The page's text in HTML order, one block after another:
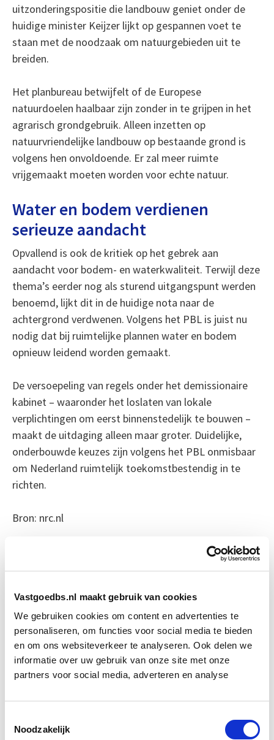
Vastgoedbs.nl maakt gebruik van cookies
We gebruiken cookies om content en advertenties te
personaliseren, om functies voor social media te bieden
en om ons websiteverkeer te analyseren. Ook delen we
informatie over uw gebruik van onze site met onze
partners voor social media, adverteren en analyse
Noodzakelijk
uitzonderingspositie die landbouw geniet onder de
huidige minister Keijzer lijkt op gespannen voet te
staan met de noodzaak om natuurgebieden uit te
breiden.
Het planbureau betwijfelt of de Europese
natuurdoelen haalbaar zijn zonder in te grijpen in het
agrarisch grondgebruik. Alleen inzetten op
natuurvriendelijke landbouw op bestaande grond is
volgens hen onvoldoende. Er zal meer ruimte
vrijgemaakt moeten worden voor echte natuur.
Water en bodem verdienen
serieuze aandacht
Opvallend is ook de kritiek op het gebrek aan
aandacht voor bodem- en waterkwaliteit. Terwijl deze
thema’s eerder nog als sturend uitgangspunt werden
benoemd, lijkt dit in de huidige nota naar de
achtergrond verdwenen. Volgens het PBL is juist nu
nodig dat bij ruimtelijke plannen water en bodem
opnieuw leidend worden gemaakt.
De versoepeling van regels onder het demissionaire
kabinet – waaronder het loslaten van lokale
verplichtingen om eerst binnenstedelijk te bouwen –
maakt de uitdaging alleen maar groter. Duidelijke,
onderbouwde keuzes zijn volgens het PBL onmisbaar
om Nederland ruimtelijk toekomstbestendig in te
richten.
Bron: nrc.nl
Boeiend verhaal? Duik dan eens
in deze opleidingen:
Projectontwikkeling
10 sep
Vastgoedrecht & Bouwrecht Start wo 16 sep
Omgevingsrecht Start wo 28 okt